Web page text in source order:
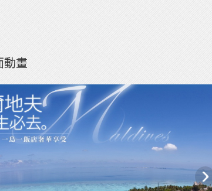
動畫